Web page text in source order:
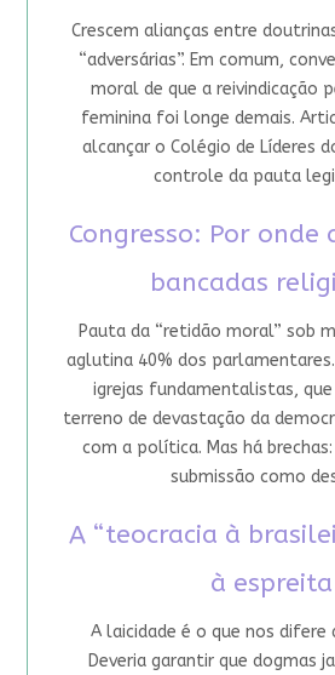
Crescem alianças entre
“adversárias”. Em comum,
moral de que a reivindicação
feminina foi longe demais.
alcançar o Colégio de Líderes
controle da pauta
Congresso: Por onde
bancadas
Pauta da “retidão moral” sob
aglutina 40% dos
igrejas fundamentalistas, que
terreno de devastação da
com a política. Mas há
submissão como
A “teocracia à
à espreita
A laicidade é o que nos difere
Deveria garantir que dogmas